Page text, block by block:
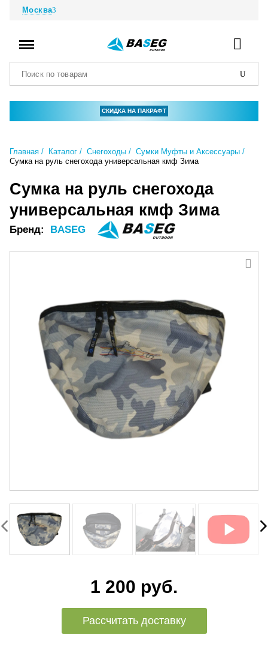
Москва
СКИДКА НА ПАКРАФТ
Главная Каталог Снегоходы
Сумки Муфты и Аксессуары
Сумка на руль снегохода универсальная кмф Зима
Сумка на руль снегохода
универсальная кмф Зима
Бренд: BASEG
1 200 руб.
Рассчитать доставку